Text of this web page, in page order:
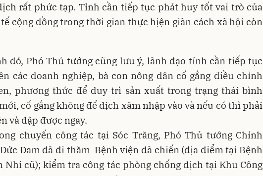
rất phức tạp. Tỉnh cần tiếp tục phát huy tốt vai trò của
cộng đồng trong thời gian thực hịện giãn cách xã hội còn
đó, Phó Thủ tướng cũng lưu ý, lãnh đạo tỉnh cần tiếp tục
các doanh nghiệp, bà con nông dân cố gắng điều chỉnh
phương thức để duy trì sản xuất trong trạng thái bình
cố gắng không để dịch xâm nhập vào và nếu có thì phải
và dập được ngay.
chuyến công tác tại Sóc Trăng, Phó Thủ tướng Chính
Đam đã đi thăm Bệnh viện dã chiến (địa điểm tại Bệnh
Nhi cũ); kiểm tra công tác phòng chống dịch tại Khu Công